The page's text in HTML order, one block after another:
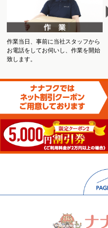
作業当日、事前に当社スタッフから
お電話をしてお伺いし、作業を開始
致します。